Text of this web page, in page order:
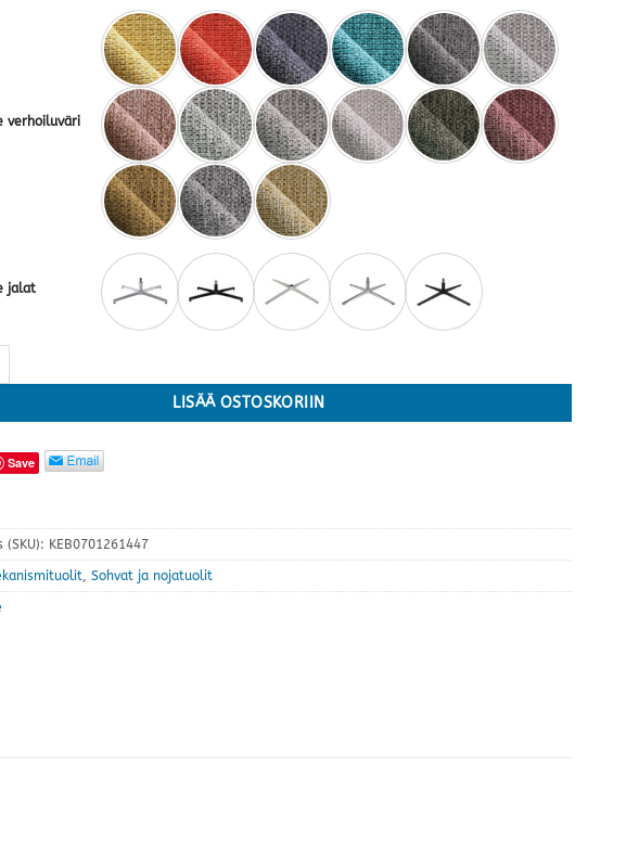
verhoiluväri
jalat
kangas · useita värejä määrä
LISÄÄ OSTOSKORIIN
Save
(SKU): KEB0701261447
, Sohvat ja nojatuolit